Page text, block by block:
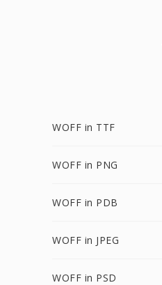
WOFF in TTF
WOFF in PNG
WOFF in PDB
WOFF in JPEG
WOFF in PSD